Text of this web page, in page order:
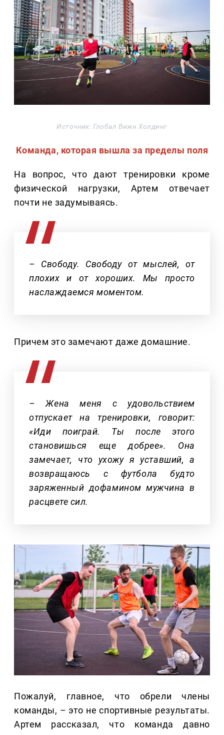
Источник: Глобал Вижн Холдинг
Команда, которая вышла за пределы поля
На вопрос, что дают тренировки кроме
физической нагрузки, Артем отвечает
почти не задумываясь.
– Свободу. Свободу от мыслей, от
плохих и от хороших. Мы просто
наслаждаемся моментом.
Причем это замечают даже домашние.
– Жена меня с удовольствием
отпускает на тренировки, говорит:
«Иди поиграй. Ты после этого
становишься еще добрее». Она
замечает, что ухожу я уставший, а
возвращаюсь с футбола будто
заряженный дофамином мужчина в
расцвете сил.
Пожалуй, главное, что обрели члены
команды, – это не спортивные результаты.
Артем рассказал, что команда давно